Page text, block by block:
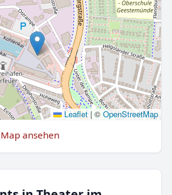
Leaflet |© OpenStreetMap
ansehen